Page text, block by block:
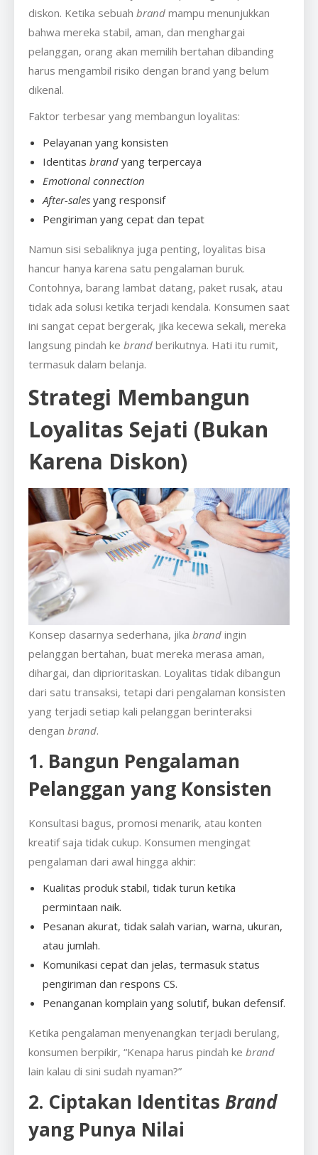
diskon. Ketika sebuah brand mampu menunjukkan
bahwa mereka stabil, aman, dan menghargai
pelanggan, orang akan memilih bertahan dibanding
harus mengambil risiko dengan brand yang belum
dikenal.
Faktor terbesar yang membangun loyalitas:
Pelayanan yang konsisten
Identitas brand yang terpercaya
Emotional connection
After-sales yang responsif
Pengiriman yang cepat dan tepat
Namun sisi sebaliknya juga penting, loyalitas bisa
hancur hanya karena satu pengalaman buruk.
Contohnya, barang lambat datang, paket rusak, atau
tidak ada solusi ketika terjadi kendala. Konsumen saat
ini sangat cepat bergerak, jika kecewa sekali, mereka
langsung pindah ke brand berikutnya. Hati itu rumit,
termasuk dalam belanja.
Strategi Membangun
Loyalitas Sejati (Bukan
Karena Diskon)
Konsep dasarnya sederhana, jika brand ingin
pelanggan bertahan, buat mereka merasa aman,
dihargai, dan diprioritaskan. Loyalitas tidak dibangun
dari satu transaksi, tetapi dari pengalaman konsisten
yang terjadi setiap kali pelanggan berinteraksi
dengan brand.
1. Bangun Pengalaman
Pelanggan yang Konsisten
Konsultasi bagus, promosi menarik, atau konten
kreatif saja tidak cukup. Konsumen mengingat
pengalaman dari awal hingga akhir:
Kualitas produk stabil, tidak turun ketika
permintaan naik.
Pesanan akurat, tidak salah varian, warna, ukuran,
atau jumlah.
Komunikasi cepat dan jelas, termasuk status
pengiriman dan respons CS.
Penanganan komplain yang solutif, bukan defensif.
Ketika pengalaman menyenangkan terjadi berulang,
konsumen berpikir, “Kenapa harus pindah ke brand
lain kalau di sini sudah nyaman?”
2. Ciptakan Identitas Brand
yang Punya Nilai